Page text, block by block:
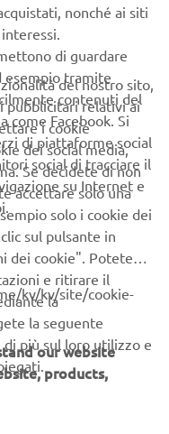
TEST
ci sono alcuni
sfruttare al meglio
scooter,è importante
con te il casco
Inoltre, fai
prima della
paura di fare
sul
nonché ai siti
di guardare
esempio tramite
contenuti del
come Facebook. Si
di piattaforme social
social di tracciare il
su Internet e
del nostro sito,
pubblicitari relativi ai
i cookie
dei social media,
Se decidete di non
accettare solo una
solo i cookie dei
sul pulsante in
dei cookie". Potete
e ritirare il
la
la seguente
più sul loro utilizzo e
kv/kv/site/cookie-
our website
products,